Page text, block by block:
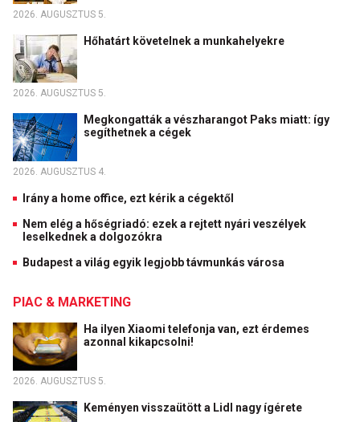
2026. AUGUSZTUS 5.
Hőhatárt követelnek a munkahelyekre
2026. AUGUSZTUS 5.
Megkongatták a vészharangot Paks miatt: így
segíthetnek a cégek
2026. AUGUSZTUS 4.
Irány a home office, ezt kérik a cégektől
Nem elég a hőségriadó: ezek a rejtett nyári veszélyek
leselkednek a dolgozókra
Budapest a világ egyik legjobb távmunkás városa
PIAC & MARKETING
Ha ilyen Xiaomi telefonja van, ezt érdemes
azonnal kikapcsolni!
2026. AUGUSZTUS 5.
Keményen visszaütött a Lidl nagy ígérete